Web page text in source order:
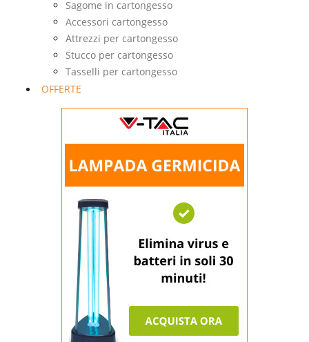
Sagome in cartongesso
Accessori cartongesso
Attrezzi per cartongesso
Stucco per cartongesso
Tasselli per cartongesso
OFFERTE